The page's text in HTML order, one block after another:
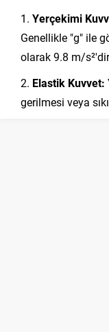
Yerçekimi
Genellikle "g" ile
olarak 9.8 m/
Elastik Kuvvet:
gerilmesi veya